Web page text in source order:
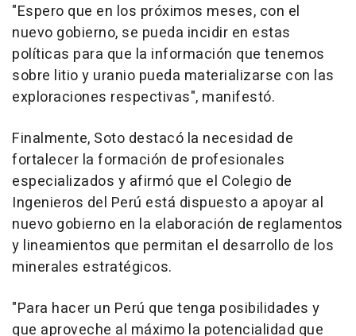
"Espero que en los próximos meses, con el
nuevo gobierno, se pueda incidir en estas
políticas para que la información que tenemos
sobre litio y uranio pueda materializarse con las
exploraciones respectivas", manifestó.
Finalmente, Soto destacó la necesidad de
fortalecer la formación de profesionales
especializados y afirmó que el Colegio de
Ingenieros del Perú está dispuesto a apoyar al
nuevo gobierno en la elaboración de reglamentos
y lineamientos que permitan el desarrollo de los
minerales estratégicos.
"Para hacer un Perú que tenga posibilidades y
que aproveche al máximo la potencialidad que